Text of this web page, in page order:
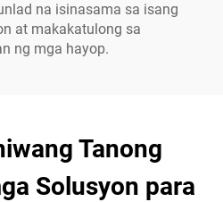
na isinasama sa isang
at makakatulong sa
ng mga hayop.
Tanong
Solusyon para